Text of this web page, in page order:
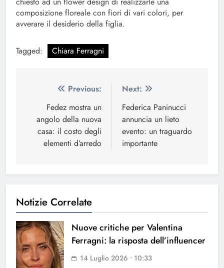
composizione floreale con fiori di vari colori, per
avverare il desiderio della figlia.
Tagged: Chiara Ferragni
Navigazione
articoli
Previous:
Fedez mostra un
angolo della nuova
casa: il costo degli
elementi d’arredo
Next:
Federica Paninucci
annuncia un lieto
evento: un traguardo
importante
Notizie Correlate
Nuove critiche per Valentina
Ferragni: la risposta dell’influencer
14 Luglio 2026 • 10:33